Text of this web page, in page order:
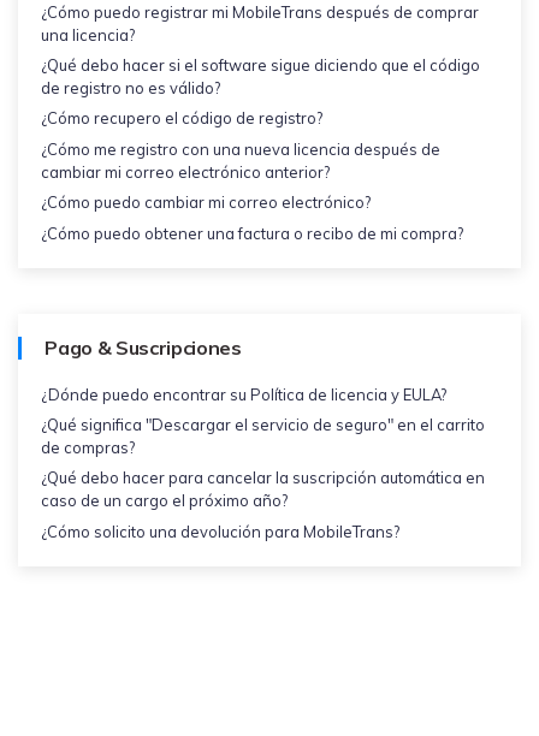
WhatsApp.
¿Cómo puedo registrar mi MobileTrans después de comprar
una licencia?
¿Qué debo hacer si el software sigue diciendo que el código
de registro no es válido?
¿Cómo recupero el código de registro?
¿Cómo me registro con una nueva licencia después de
cambiar mi correo electrónico anterior?
¿Cómo puedo cambiar mi correo electrónico?
¿Cómo puedo obtener una factura o recibo de mi compra?
Pago & Suscripciones
¿Dónde puedo encontrar su Política de licencia y EULA?
¿Qué significa "Descargar el servicio de seguro" en el carrito
de compras?
¿Qué debo hacer para cancelar la suscripción automática en
caso de un cargo el próximo año?
¿Cómo solicito una devolución para MobileTrans?